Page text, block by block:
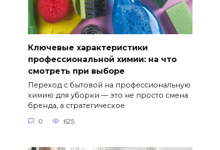
Ключевые характеристики
профессиональной химии: на что
смотреть при выборе
Переход с бытовой на профессиональную
химию для уборки — это не просто смена
бренда, а стратегическое
0 625